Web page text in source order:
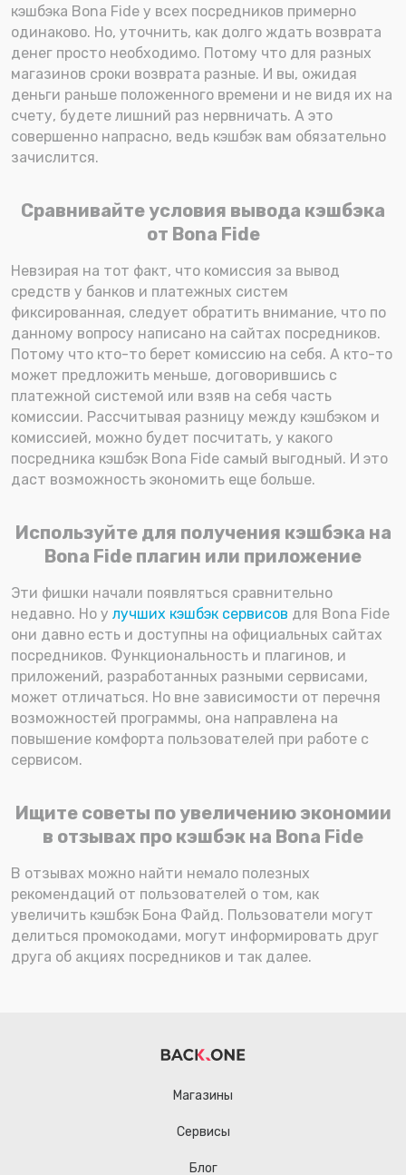
кэшбэка Bona Fide у всех посредников примерно
одинаково. Но, уточнить, как долго ждать возврата
денег просто необходимо. Потому что для разных
магазинов сроки возврата разные. И вы, ожидая
деньги раньше положенного времени и не видя их на
счету, будете лишний раз нервничать. А это
совершенно напрасно, ведь кэшбэк вам обязательно
зачислится.
Сравнивайте условия вывода кэшбэка
от Bona Fide
Невзирая на тот факт, что комиссия за вывод
средств у банков и платежных систем
фиксированная, следует обратить внимание, что по
данному вопросу написано на сайтах посредников.
Потому что кто-то берет комиссию на себя. А кто-то
может предложить меньше, договорившись с
платежной системой или взяв на себя часть
комиссии. Рассчитывая разницу между кэшбэком и
комиссией, можно будет посчитать, у какого
посредника кэшбэк Bona Fide самый выгодный. И это
даст возможность экономить еще больше.
Используйте для получения кэшбэка на
Bona Fide плагин или приложение
Эти фишки начали появляться сравнительно
недавно. Но у лучших кэшбэк сервисов для Bona Fide
они давно есть и доступны на официальных сайтах
посредников. Функциональность и плагинов, и
приложений, разработанных разными сервисами,
может отличаться. Но вне зависимости от перечня
возможностей программы, она направлена на
повышение комфорта пользователей при работе с
сервисом.
Ищите советы по увеличению экономии
в отзывах про кэшбэк на Bona Fide
В отзывах можно найти немало полезных
рекомендаций от пользователей о том, как
увеличить кэшбэк Бона Файд. Пользователи могут
делиться промокодами, могут информировать друг
друга об акциях посредников и так далее.
Магазины
Сервисы
Блог